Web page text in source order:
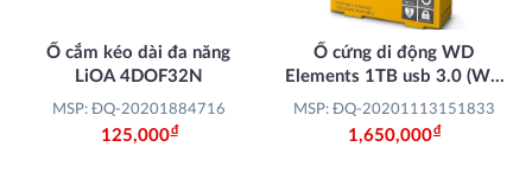
Ổ cắm kéo dài đa năng
LiOA 4DOF32N
MSP: ĐQ-20201884716
125,000Đ
Ổ cứng di động WD
Elements 1TB usb 3.0 (WD
White)
MSP: ĐQ-20201113151833
1,650,000Đ